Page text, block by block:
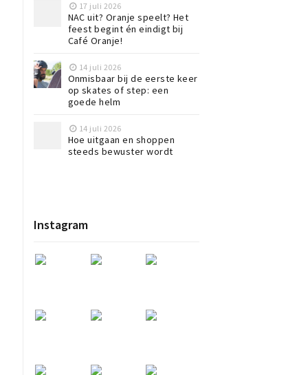
17 juli 2026
NAC uit? Oranje speelt? Het
feest begint én eindigt bij
Café Oranje!
14 juli 2026
Onmisbaar bij de eerste keer
op skates of step: een
goede helm
14 juli 2026
Hoe uitgaan en shoppen
steeds bewuster wordt
Instagram